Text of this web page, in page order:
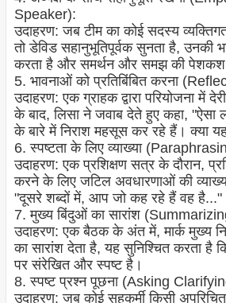
Speaker):
उदाहरण: जब टीम का कोई सदस्य
तो डेविड सहानुभूतिपूर्वक सुनता है, उनकी
करता है और समर्थन और समझ की पेशकश
5. भावनाओं को प्रतिबिंबित करना
उदाहरण: एक ग्राहक द्वारा परियोजना में
के बाद, लिसा ने जवाब देते हुए कहा,
के बारे में निराश महसूस कर रहे हैं। क्या
6. स्पष्टता के लिए व्याख्या
उदाहरण: एक प्रशिक्षण सत्र के दौरान,
करने के लिए जटिल अवधारणाओं की
"दूसरे शब्दों में, आप जो कह रहे हैं वह है..."
7. मुख्य बिंदुओं का सारांश
उदाहरण: एक बैठक के अंत में, मार्क मुख्य
का सारांश देता है, यह सुनिश्चित करता है
पर संरेखित और स्पष्ट है।
8. स्पष्ट प्रश्न पूछना (Asking
उदाहरण: जब कोई सहकर्मी किसी